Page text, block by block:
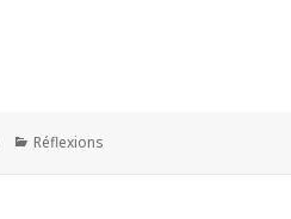
Catégories
Réflexions